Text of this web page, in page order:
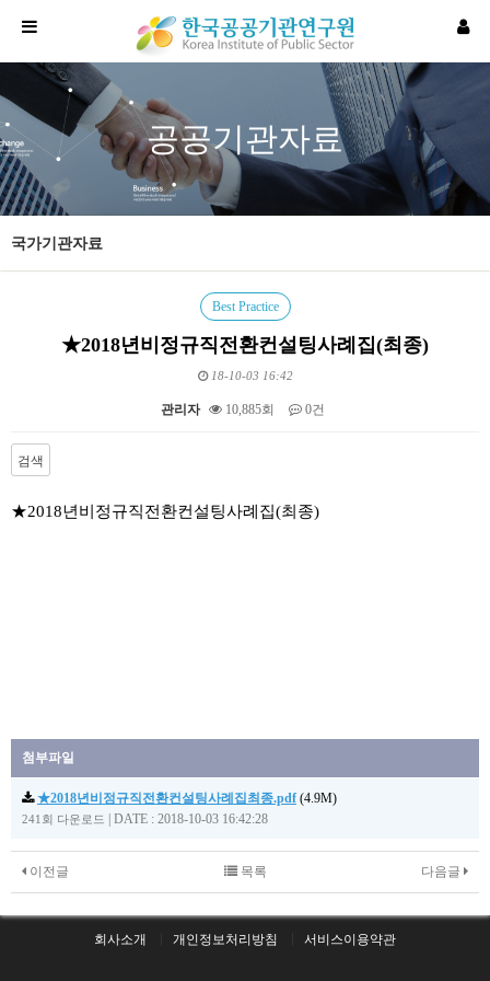
공공기관자료
국가기관자료
Best Practice
★2018년비정규직전환컨설팅사례집(최종)
18-10-03 16:42
관리자 10,885회 0건
검색
★2018년비정규직전환컨설팅사례집(최종)
첨부파일
★2018년비정규직전환컨설팅사례집최종.pdf (4.9M)
241회 다운로드 DATE : 2018-10-03 16:42:28
이전글 다음글
목록
회사소개 개인정보처리방침 서비스이용약관